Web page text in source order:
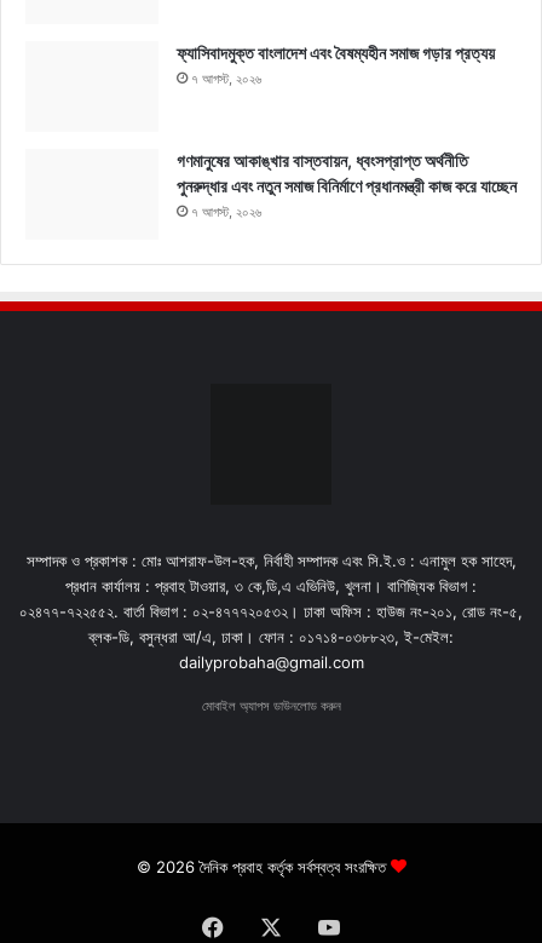
ফ্যাসিবাদমুক্ত বাংলাদেশ এবং বৈষম্যহীন সমাজ গড়ার প্রত্যয়
৭ আগস্ট, ২০২৬
গণমানুষের আকাঙ্খার বাস্তবায়ন, ধ্বংসপ্রাপ্ত অর্থনীতি
পুনরুদ্ধার এবং নতুন সমাজ বিনির্মাণে প্রধানমন্ত্রী কাজ করে যাচ্ছেন
৭ আগস্ট, ২০২৬
সম্পাদক ও প্রকাশক : মোঃ আশরাফ-উল-হক, নির্বাহী সম্পাদক এবং সি.ই.ও : এনামুল হক সাহেদ,
প্রধান কার্যালয় : প্রবাহ টাওয়ার, ৩ কে,ডি,এ এভিনিউ, খুলনা। বাণিজ্যিক বিভাগ :
০২৪৭৭-৭২২৫৫২. বার্তা বিভাগ : ০২-৪৭৭৭২০৫৩২। ঢাকা অফিস : হাউজ নং-২০১, রোড নং-৫,
ব্লক-ডি, বসুন্ধরা আ/এ, ঢাকা। ফোন : ০১৭১৪-০৩৮৮২৩, ই-মেইল:
dailyprobaha@gmail.com
মোবাইল অ্যাপস ডাউনলোড করুন
© 2026 দৈনিক প্রবাহ কর্তৃক সর্বস্বত্ব সংরক্ষিত
Facebook